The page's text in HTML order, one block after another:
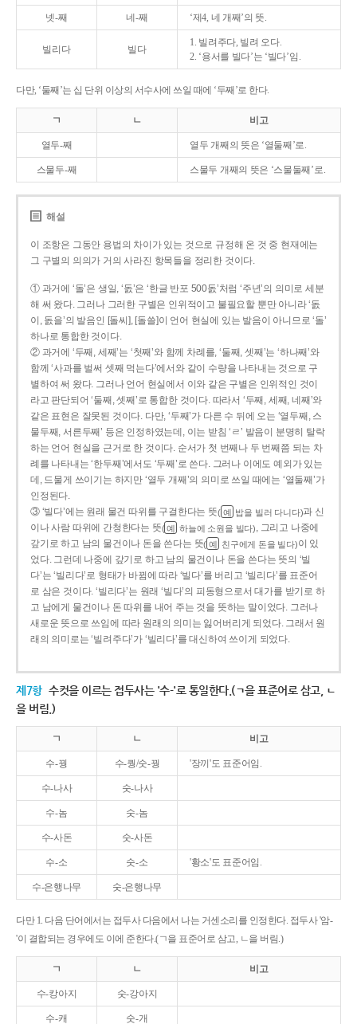
넷-째 네-째 ‘제4, 네 개째’의 뜻.
빌리다 빌다
1. 빌려주다, 빌려 오다.
2. ‘용서를 빌다’는 ‘빌다’임.
다만, ‘둘째’는 십 단위 이상의 서수사에 쓰일 때에 ‘두째’로 한다.
ㄱ ㄴ 비고
열두-째 열두 개째의 뜻은 ‘열둘째’로.
스물두-째 스물두 개째의 뜻은 ‘스물둘째’로.
해설
이 조항은 그동안 용법의 차이가 있는 것으로 규정해 온 것 중 현재에는
그 구별의 의의가 거의 사라진 항목들을 정리한 것이다.
① 과거에 ‘돌’은 생일, ‘돐’은 ‘한글 반포 500돐’처럼 ‘주년’의 의미로 세분
해 써 왔다. 그러나 그러한 구별은 인위적이고 불필요할 뿐만 아니라 ‘돐
이, 돐을’의 발음인 [돌씨], [돌쓸]이 언어 현실에 있는 발음이 아니므로 ‘돌’
하나로 통합한 것이다.
② 과거에 ‘두째, 세째’는 ‘첫째’와 함께 차례를, ‘둘째, 셋째’는 ‘하나째’와
함께 ‘사과를 벌써 셋째 먹는다’에서와 같이 수량을 나타내는 것으로 구
별하여 써 왔다. 그러나 언어 현실에서 이와 같은 구별은 인위적인 것이
라고 판단되어 ‘둘째, 셋째’로 통합한 것이다. 따라서 ‘두째, 세째, 네째’와
같은 표현은 잘못된 것이다. 다만, ‘두째’가 다른 수 뒤에 오는 ‘열두째, 스
물두째, 서른두째’ 등은 인정하였는데, 이는 받침 ‘ㄹ’ 발음이 분명히 탈락
하는 언어 현실을 근거로 한 것이다. 순서가 첫 번째나 두 번째쯤 되는 차
례를 나타내는 ‘한두째’에서도 ‘두째’로 쓴다. 그러나 이에도 예외가 있는
데, 드물게 쓰이기는 하지만 ‘열두 개째’의 의미로 쓰일 때에는 ‘열둘째’가
인정된다.
③ ‘빌다’에는 원래 물건 따위를 구걸한다는 뜻( 예 밥을 빌러 다니다)과 신
이나 사람 따위에 간청한다는 뜻( 예 하늘에 소원을 빌다), 그리고 나중에
갚기로 하고 남의 물건이나 돈을 쓴다는 뜻( 예 친구에게 돈을 빌다)이 있
었다. 그런데 나중에 갚기로 하고 남의 물건이나 돈을 쓴다는 뜻의 ‘빌
다’는 ‘빌리다’로 형태가 바뀜에 따라 ‘빌다’를 버리고 ‘빌리다’를 표준어
로 삼은 것이다. ‘빌리다’는 원래 ‘빌다’의 피동형으로서 대가를 받기로 하
고 남에게 물건이나 돈 따위를 내어 주는 것을 뜻하는 말이었다. 그러나
새로운 뜻으로 쓰임에 따라 원래의 의미는 잃어버리게 되었다. 그래서 원
래의 의미로는 ‘빌려주다’가 ‘빌리다’를 대신하여 쓰이게 되었다.
제7항 수컷을 이르는 접두사는 '수-'로 통일한다.(ㄱ을 표준어로 삼고, ㄴ
을 버림.)
ㄱ ㄴ 비고
수-꿩 수-퀑/숫-꿩 '장끼'도 표준어임.
수-나사 숫-나사
수-놈 숫-놈
수-사돈 숫-사돈
수-소 숫-소 '황소'도 표준어임.
수-은행나무 숫-은행나무
다만 1. 다음 단어에서는 접두사 다음에서 나는 거센소리를 인정한다. 접두사 '암-
'이 결합되는 경우에도 이에 준한다.(ㄱ을 표준어로 삼고, ㄴ을 버림.)
ㄱ ㄴ 비고
수-캉아지 숫-강아지
수-캐 숫-개